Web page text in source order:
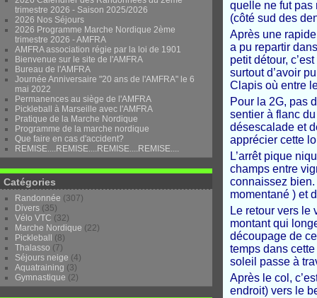
trimestre 2026 - Saison 2025/2026
2026 Nos Séjours
2026 Programme Marche Nordique 2ème
trimestre 2026 - AMFRA
AMFRA association régie par la loi de 1901
Bienvenue sur le site de l'AMFRA
Bureau de l'AMFRA
Journée Anniversaire "20 ans de l'AMFRA" le 6
mai 2022
Permanences au siège de l'AMFRA
Pickleball à Marseille avec l'AMFRA
Pratique de la Marche Nordique
Programme de la marche nordique
Que faire en cas d'accident?
REMISE....REMISE....REMISE....REMISE....
Catégories
Randonnée (307)
Divers (35)
Vélo VTC (32)
Marche Nordique (22)
Pickleball
(8)
Thalasso (7)
Séjours neige (4)
Aquatraining (3)
Gymnastique (2)
quelle ne fut pas
(côté sud des
Après une
a pu repartir
petit détour,
surtout d’avoir
Clapis où entre
Pour la 2G, pas
sentier à flanc
désescalade et
apprécier cette
L’arrêt pique
champs entre
connaissez
momentané ) et
Le retour vers le
montant qui
découpage de
temps dans
soleil passe à
Après le col,
endroit) vers le